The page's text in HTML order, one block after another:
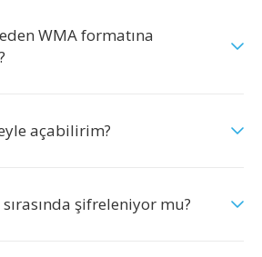
WMA formatına
açabilirim?
şifreleniyor mu?